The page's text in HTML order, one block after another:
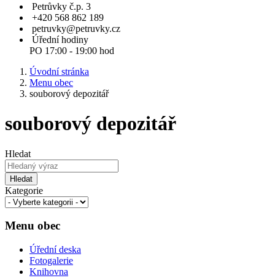
Petrůvky č.p. 3
+420 568 862 189
petruvky@petruvky.cz
Úřední hodiny
PO 17:00 - 19:00 hod
Úvodní stránka
Menu obec
souborový depozitář
souborový depozitář
Hledat
Hledat
Kategorie
Menu obec
Úřední deska
Fotogalerie
Knihovna